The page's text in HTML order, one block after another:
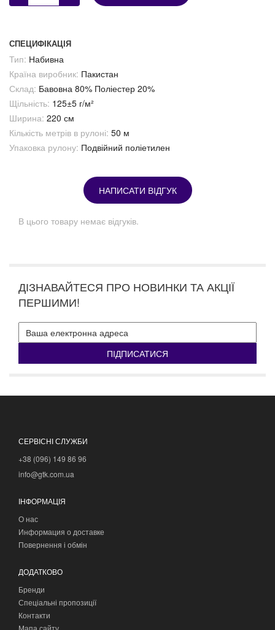
СПЕЦИФІКАЦІЯ
Тип: Набивна
Країна виробник: Пакистан
Склад: Бавовна 80% Поліестер 20%
Щільність: 125±5 г/м²
Ширина: 220 см
Кількість метрів в рулоні: 50 м
Упаковка рулону: Подвійний поліетилен
НАПИСАТИ ВІДГУК
В цього товару немає відгуків.
ДІЗНАВАЙТЕСЯ ПРО НОВИНКИ ТА АКЦІЇ
ПЕРШИМИ!
ПІДПИСАТИСЯ
СЕРВІСНІ СЛУЖБИ
+38 (096) 149 86 96
info@gtk.com.ua
ІНФОРМАЦІЯ
О нас
Информация о доставке
Повернення і обмін
ДОДАТКОВО
Бренди
Спеціальні пропозиції
Контакти